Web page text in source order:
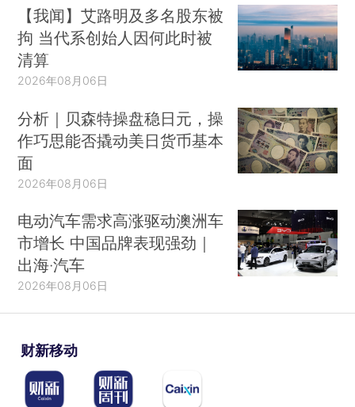
【我闻】艾路明及多名股东被
拘 当代系创始人因何此时被
清算
2026年08月06日
分析｜贝森特操盘稳日元，操
作巧思能否撬动美日货币基本
面
2026年08月06日
电动汽车需求高涨驱动澳洲车
市增长 中国品牌表现强劲｜
出海·汽车
2026年08月06日
财新移动